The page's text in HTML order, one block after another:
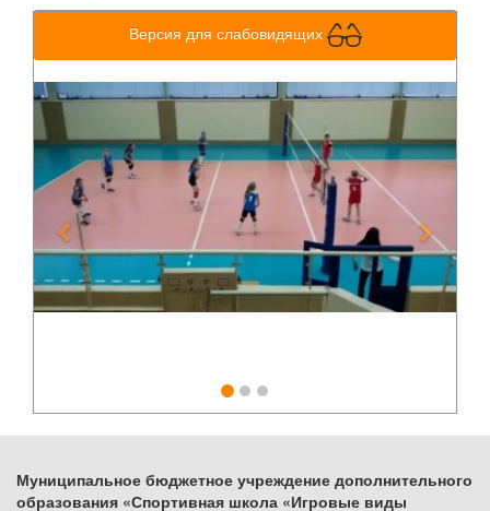
Версия для слабовидящих
Previous Next
Муниципальное бюджетное учреждение дополнительного
образования «Спортивная школа «Игровые виды